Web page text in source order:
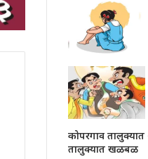
कोपरगाव
तालुक्यात खळबळ